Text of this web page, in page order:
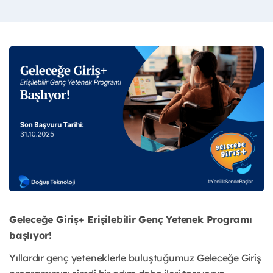
Geleceğe Giriş+ Erişilebilir Genç Yetenek Programı
başlıyor!
Yıllardır genç yeteneklerle buluştuğumuz Geleceğe Giriş